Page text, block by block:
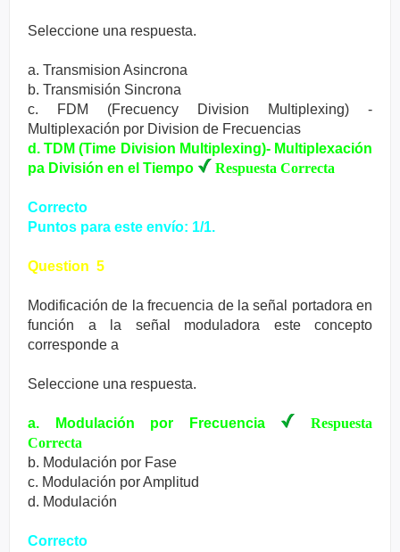
Seleccione una respuesta.
a. Transmision Asincrona
b. Transmisión Sincrona
c. FDM (Frecuency Division Multiplexing) -
Multiplexación por Division de Frecuencias
d. TDM (Time Division Multiplexing)- Multiplexación
pa División en el Tiempo
Respuesta Correcta
Correcto
Puntos para este envío: 1/1.
Question 5
Modificación de la frecuencia de la señal portadora en
función a la señal moduladora este concepto
corresponde a
Seleccione una respuesta.
a. Modulación por Frecuencia
Respuesta
Correcta
b. Modulación por Fase
c. Modulación por Amplitud
d. Modulación
Correcto